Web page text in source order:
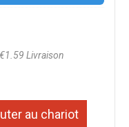
Livraison
au chariot